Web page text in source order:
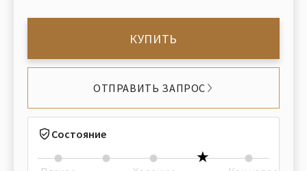
КУПИТЬ
ОТПРАВИТЬ ЗАПРОС
Состояние